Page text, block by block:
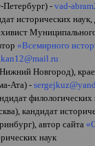
Петербург) -vad-
исторических
«Всемирного
Новгород),
Ата)-
кандидат
автор сайта «
наук